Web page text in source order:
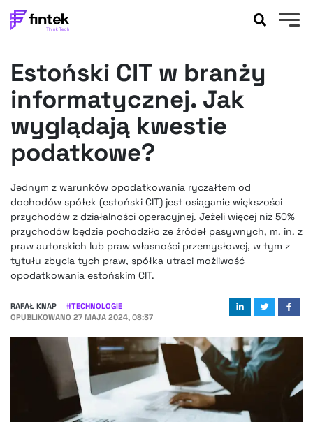
BANKOWOŚĆ
EVENTY
FELIETONY
WYWIADY
LEGAL
FINTEKEXTRA
OKIEM EKSPERTA
Estoński CIT w branży
informatycznej. Jak
wyglądają kwestie
podatkowe?
Jednym z warunków opodatkowania ryczałtem od
dochodów spółek (estoński CIT) jest osiąganie większości
przychodów z działalności operacyjnej. Jeżeli więcej niż 50%
przychodów będzie pochodziło ze źródeł pasywnych, m. in. z
praw autorskich lub praw własności przemysłowej, w tym z
tytułu zbycia tych praw, spółka utraci możliwość
opodatkowania estońskim CIT.
RAFAŁ KNAP #TECHNOLOGIE
OPUBLIKOWANO 27 MAJA 2024, 08:37